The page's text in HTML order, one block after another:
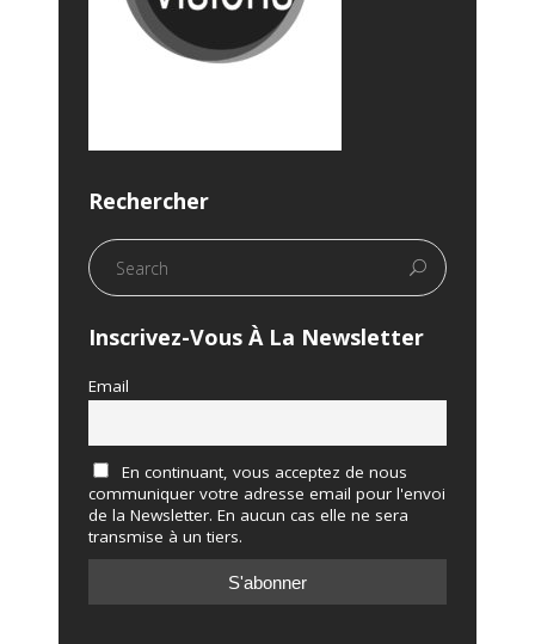
Rechercher
Inscrivez-Vous À La Newsletter
Email
En continuant, vous acceptez de nous
communiquer votre adresse email pour l'envoi
de la Newsletter. En aucun cas elle ne sera
transmise à un tiers.